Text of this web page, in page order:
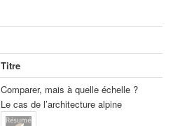
Titre
Comparer, mais à quelle échelle ?
Le cas de l’architecture alpine